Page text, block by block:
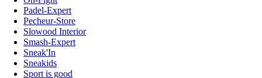
Padel-Expert
Pecheur-Store
Slowood Interior
Smash-Expert
Sneak'In
Sneakids
Sport is good